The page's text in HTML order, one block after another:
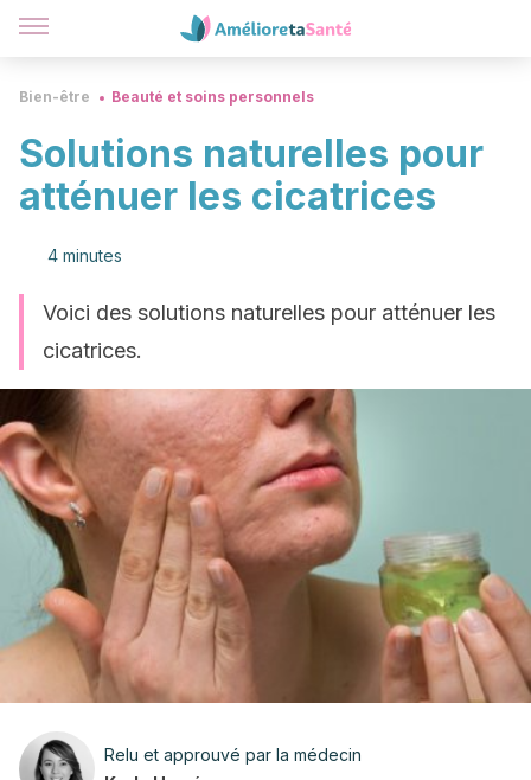
Bien-être Beauté et soins personnels
Solutions naturelles pour
atténuer les cicatrices
4 minutes
Voici des solutions naturelles pour atténuer les
cicatrices.
Relu et approuvé par la médecin